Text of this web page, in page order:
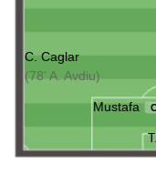
C. Caglar
(78' A. Avdiu)
Mustafa